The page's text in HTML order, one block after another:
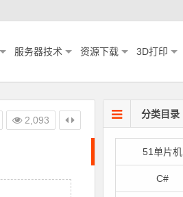
服务器技术 资源下载 3D打印
2,093
分类目录
51单片机
C#